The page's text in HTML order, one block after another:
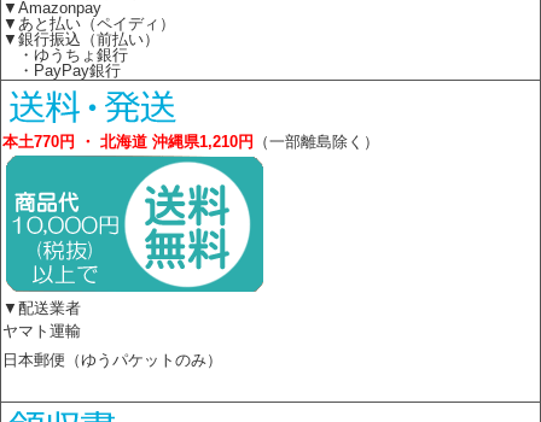
▼Amazonpay
▼あと払い（ペイディ）
▼銀行振込（前払い）
・ゆうちょ銀行
・PayPay銀行
本土770円 ・ 北海道 沖縄県1,210円 （一部離島除く）
▼配送業者
ヤマト運輸
日本郵便（ゆうパケットのみ）